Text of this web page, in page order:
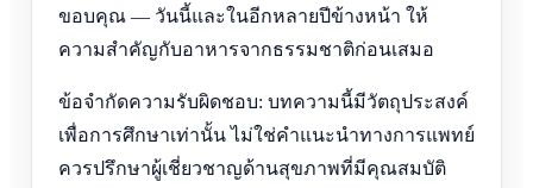
ขอบคุณ — วันนี้และในอีกหลายปีข้างหน้า ให้
ความสำคัญกับอาหารจากธรรมชาติก่อนเสมอ
ข้อจำกัดความรับผิดชอบ: บทความนี้มีวัตถุประสงค์
เพื่อการศึกษาเท่านั้น ไม่ใช่คำแนะนำทางการแพทย์
ควรปรึกษาผู้เชี่ยวชาญด้านสุขภาพที่มีคุณสมบัติ